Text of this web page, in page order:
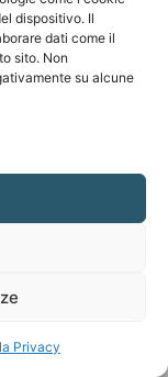
dispositivo. Il
dati come il
sito. Non
su alcune
Privacy